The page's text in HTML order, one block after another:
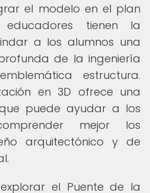
el modelo en el plan
tienen la
a los alumnos una
de la ingeniería
estructura.
en 3D ofrece una
puede ayudar a los
mejor los
arquitectónico y de
el Puente de la